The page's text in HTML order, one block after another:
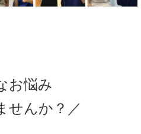
お悩み
せんか？／